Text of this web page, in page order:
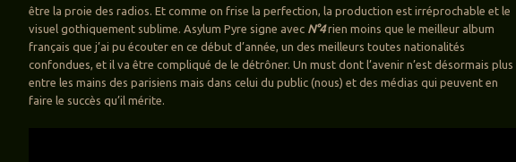
être la proie des radios. Et comme on frise la perfection, la production est irréprochable et le
visuel gothiquement sublime. Asylum Pyre signe avec N°4rien moins que le meilleur album
français que j’ai pu écouter en ce début d’année, un des meilleurs toutes nationalités
confondues, et il va être compliqué de le détrôner. Un must dont l’avenir n’est désormais plus
entre les mains des parisiens mais dans celui du public (nous) et des médias qui peuvent en
faire le succès qu’il mérite.